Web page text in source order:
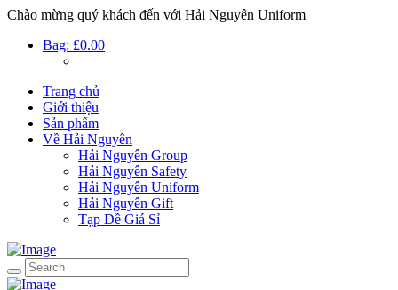
Chào mừng quý khách đến với Hải Nguyên Uniform
Bag: £0.00
Trang chủ
Giới thiệu
Sản phẩm
Về Hải Nguyên
Hải Nguyên Group
Hải Nguyên Safety
Hải Nguyên Uniform
Hải Nguyên Gift
Tạp Dề Giá Sỉ